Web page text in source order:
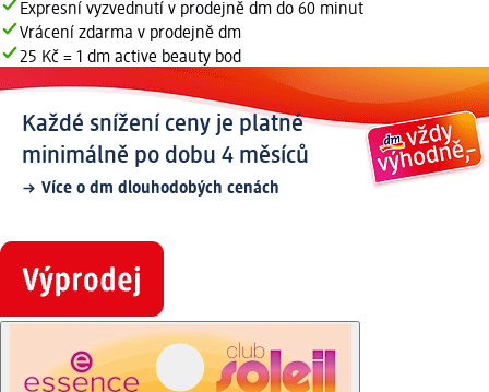
Expresní vyzvednutí v prodejně dm do 60 minut
Vrácení zdarma v prodejně dm
25 Kč = 1 dm active beauty bod
Každé snížení ceny je platné
minimálně po dobu 4 měsíců
Více o dm dlouhodobých cenách